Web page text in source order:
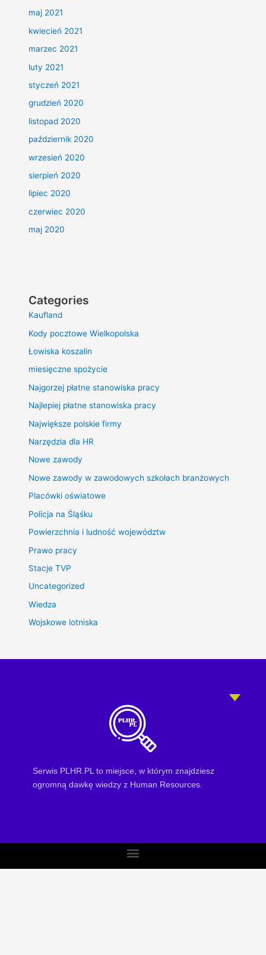
maj 2021
kwiecień 2021
marzec 2021
luty 2021
styczeń 2021
grudzień 2020
listopad 2020
październik 2020
wrzesień 2020
sierpień 2020
lipiec 2020
czerwiec 2020
maj 2020
Categories
Kaufland
Kody pocztowe Wielkopolska
Łowiska koszalin
miesięczne spożycie
Najgorzej płatne stanowiska pracy
Najlepiej płatne stanowiska pracy
Największe polskie firmy
Narzędzia dla HR
Nowe zawody
Nowe zawody w zawodowych szkołach branżowych
Placówki oświatowe
Policja na Śląśku
Powierzchnia i ludność województw
Prawo pracy
Stacje TVP
Uncategorized
Wiedza
Wojskowe lotniska
Serwis PLHR.PL to miejsce, w którym znajdziesz
ogromną dawkę wiedzy z Human Resources.
Menu